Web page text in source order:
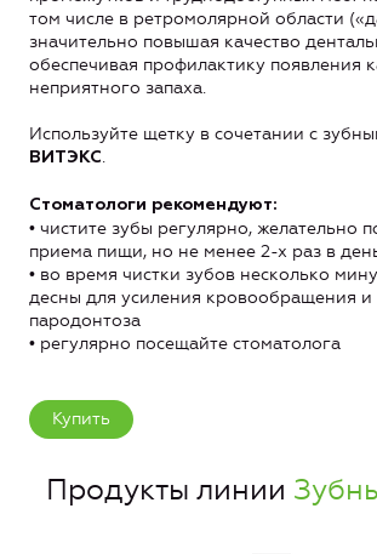
том числе в ретромолярной области
значительно повышая качество
обеспечивая профилактику появления
неприятного запаха.
Используйте щетку в сочетании с
ВИТЭКС.
Стоматологи рекомендуют:
• чистите зубы регулярно, желательно
приема пищи, но не менее 2-х раз в
• во время чистки зубов несколько
десны для усиления кровообращения и
пародонтоза
• регулярно посещайте стоматолога
Купить
Продукты линии